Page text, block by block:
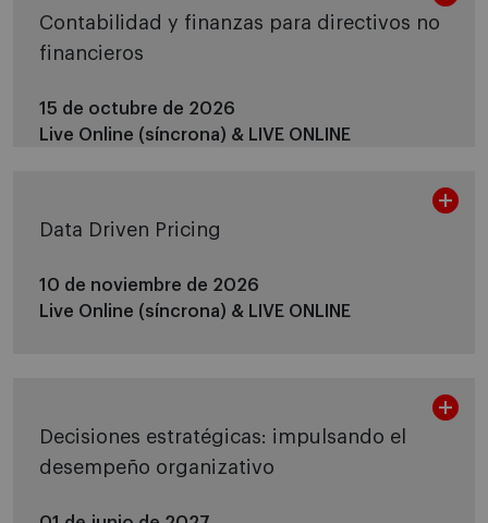
Contabilidad y finanzas para directivos no
financieros
15 de octubre de 2026
Live Online (síncrona) & LIVE ONLINE
Data Driven Pricing
10 de noviembre de 2026
Live Online (síncrona) & LIVE ONLINE
Decisiones estratégicas: impulsando el
desempeño organizativo